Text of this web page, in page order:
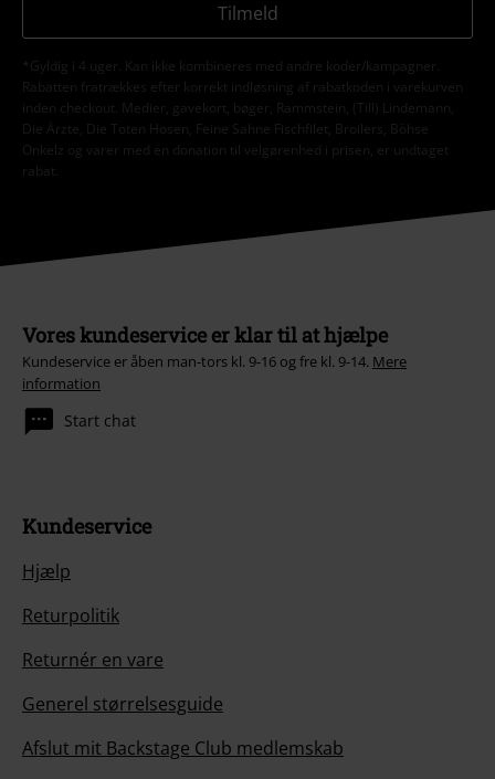
Tilmeld
*Gyldig i 4 uger. Kan ikke kombineres med andre koder/kampagner.
Rabatten fratrækkes efter korrekt indløsning af rabatkoden i varekurven
inden checkout. Medier, gavekort, bøger, Rammstein, (Till) Lindemann,
Die Ärzte, Die Toten Hosen, Feine Sahne Fischfilet, Broilers, Böhse
Onkelz og varer med en donation til velgørenhed i prisen, er undtaget
rabat.
Vores kundeservice er klar til at hjælpe
Kundeservice er åben man-tors kl. 9-16 og fre kl. 9-14. Mere
information
Start chat
Kundeservice
Hjælp
Returpolitik
Returnér en vare
Generel størrelsesguide
Afslut mit Backstage Club medlemskab